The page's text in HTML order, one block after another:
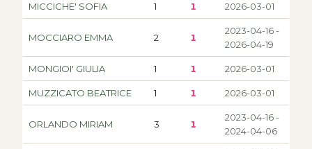
MICCICHE' SOFIA 1 1 2026-03-01
MOCCIARO EMMA 2 1
2023-04-16 -
2026-04-19
MONGIOI' GIULIA 1 1 2026-03-01
MUZZICATO BEATRICE 1 1 2026-03-01
ORLANDO MIRIAM 3 1
2023-04-16 -
2024-04-06